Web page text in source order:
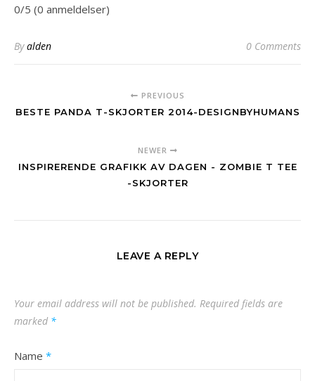
0/5 (0 anmeldelser)
Byalden 0 Comments
PREVIOUS
BESTE PANDA T-SKJORTER 2014-DESIGNBYHUMANS
NEWER
INSPIRERENDE GRAFIKK AV DAGEN - ZOMBIE T TEE
-SKJORTER
LEAVE A REPLY
Your email address will not be published. Required fields are
marked *
Name *